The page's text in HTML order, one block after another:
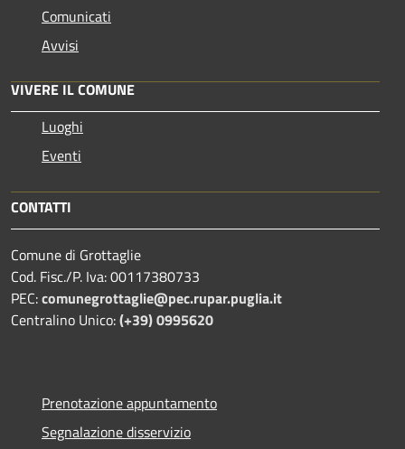
Comunicati
Avvisi
VIVERE IL COMUNE
Luoghi
Eventi
CONTATTI
Comune di Grottaglie
Cod. Fisc./P. Iva: 00117380733
PEC:comunegrottaglie@pec.rupar.puglia.it
Centralino Unico:(+39) 0995620
Prenotazione appuntamento
Segnalazione disservizio